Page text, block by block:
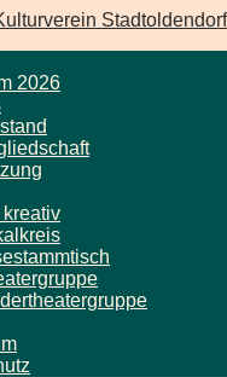
2026
kreativ